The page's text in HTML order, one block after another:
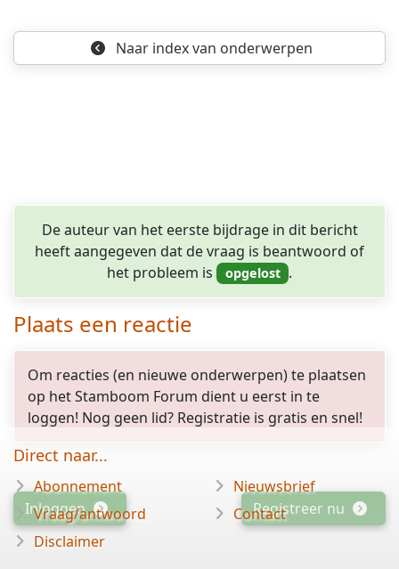
Naar indexvan onderwerpen
De auteur van het eerste bijdrage in dit bericht
heeft aangegeven dat de vraag is beantwoord of
het probleem is
.
Plaats een reactie
Om reacties (en nieuwe onderwerpen) te plaatsen
op het Stamboom Forum dient u eerst in te
loggen! Nog geen lid? Registratie is gratis en snel!
Inloggen Registreer nu
Direct naar...
Abonnement
Vraag/antwoord
Disclaimer
Nieuwsbrief
Contact